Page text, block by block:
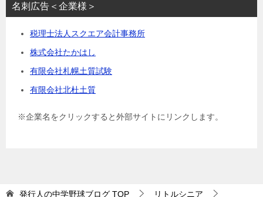
名刺広告＜企業様＞
税理士法人スクエア会計事務所
株式会社たかはし
有限会社札幌土質試験
有限会社北杜土質
※企業名をクリックすると外部サイトにリンクします。
発行人の中学野球ブログ TOP リトルシニア